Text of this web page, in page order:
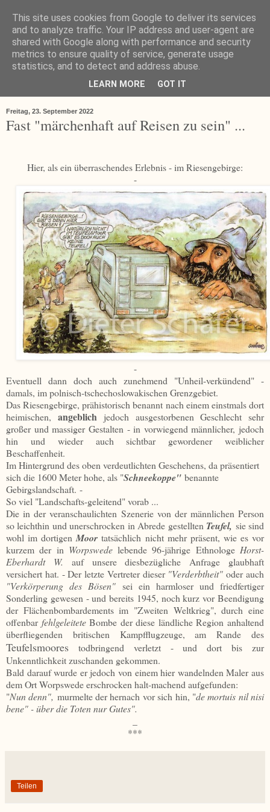
Freitag, 23. September 2022
Fast "märchenhaft auf Reisen zu sein" ...
Hier, als ein überraschendes Erlebnis - im Riesengebirge:
-
-
Eventuell dann doch auch zunehmend "Unheil-verkündend" -
damals, im polnisch-tschechoslowakischen Grenzgebiet.
Das Riesengebirge, prähistorisch benannt nach einem einstmals dort
heimischen, angeblich jedoch ausgestorbenen Geschlecht sehr
großer und massiger Gestalten - in vorwiegend männlicher, jedoch
hin und wieder auch sichtbar gewordener weiblicher
Beschaffenheit.
Im Hintergrund des oben verdeutlichten Geschehens, da präsentiert
sich die 1600 Meter hohe, als "Schneekoppe" benannte
Gebirgslandschaft. -
So viel "Landschafts-geleitend" vorab ...
Die in der veranschaulichten Szenerie von der männlichen Person
so leichthin und unerschrocken in Abrede gestellten Teufel, sie sind
wohl im dortigenMoor tatsächlich nicht mehr präsent, wie es vor
kurzem der in Worpswedelebende 96-jährige Ethnologe Horst-
Eberhardt W. auf unsere diesbezügliche Anfrage glaubhaft
versichert hat. - Der letzte Vertreter dieser "Verderbtheit" oder auch
"Verkörperung des Bösen" sei ein harmloser und friedfertiger
Sonderling gewesen - und bereits 1945, noch kurz vor Beendigung
der Flächenbombardements im "Zweiten Weltkrieg", durch eine
offenbar fehlgeleiteteBombe der diese ländliche Region anhaltend
überfliegenden britischen Kampfflugzeuge, am Rande des
Teufelsmoores todbringend verletzt - und dort bis zur
Unkenntlichkeit zuschanden gekommen.
Bald darauf wurde er jedoch von einem hier wandelnden Maler aus
dem Ort Worpswede erschrocken halt-machend aufgefunden:
"Nun denn", murmelte der hernach vor sich hin, "de mortuis nil nisi
bene" - über die Toten nur Gutes".
***
Teilen
This site uses cookies from Google to deliver its services
and to analyze traffic. Your IP address and user-agent are
shared with Google along with performance and security
metrics to ensure quality of service, generate usage
statistics, and to detect and address abuse.
LEARN MORE GOT IT